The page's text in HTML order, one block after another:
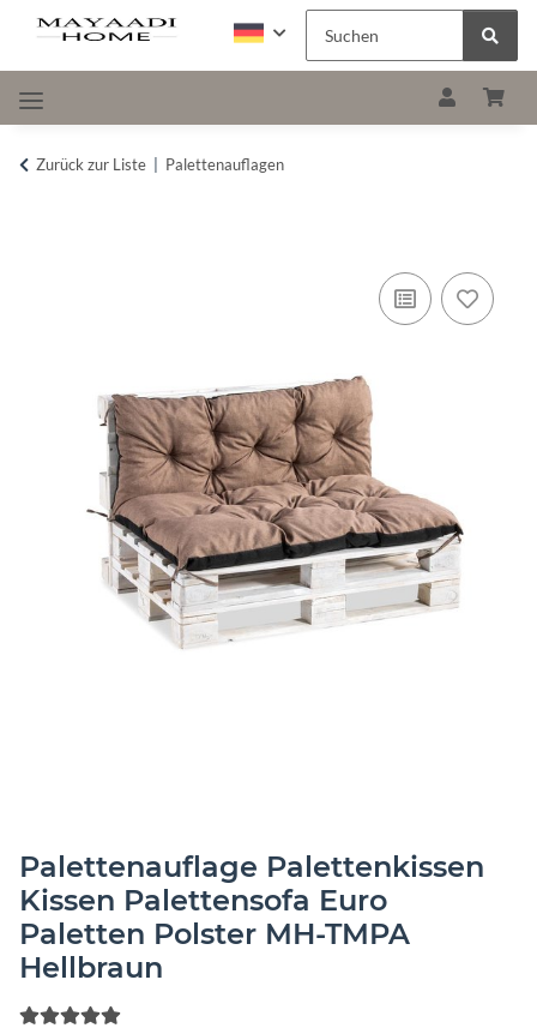
Zurück zur Liste Palettenauflagen
Palettenauflage Palettenkissen
Kissen Palettensofa Euro
Paletten Polster MH-TMPA
Hellbraun